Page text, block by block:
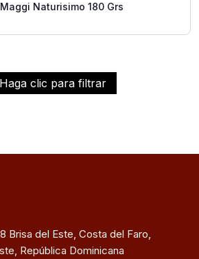
Haga clic para filtrar
Naturisimo 180 Grs
Brisa del Este, Costa del Faro,
República Dominicana